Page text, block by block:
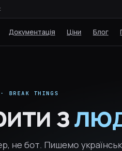
Документація Ціни Блог
THINGS
з
не бот. Пишемо